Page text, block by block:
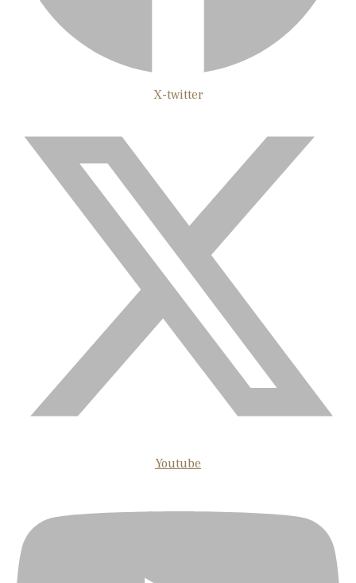
X-twitter
Youtube